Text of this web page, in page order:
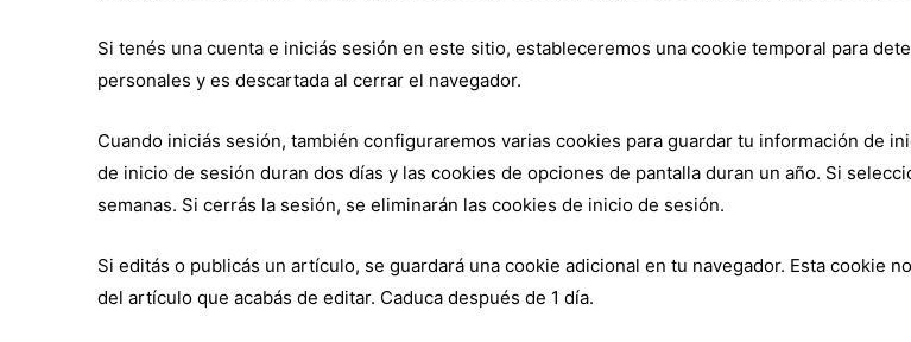
Si tenés una cuenta e iniciás sesión en este sitio, estableceremos una cookie temporal para
personales y es descartada al cerrar el navegador.
Cuando iniciás sesión, también configuraremos varias cookies para guardar tu información de
de inicio de sesión duran dos días y las cookies de opciones de pantalla duran un año. Si
semanas. Si cerrás la sesión, se eliminarán las cookies de inicio de sesión.
Si editás o publicás un artículo, se guardará una cookie adicional en tu navegador. Esta cookie
del artículo que acabás de editar. Caduca después de 1 día.